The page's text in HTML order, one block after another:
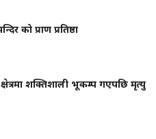
को प्राण प्रतिष्ठा
शक्तिशाली भूकम्प गएपछि मृत्यु